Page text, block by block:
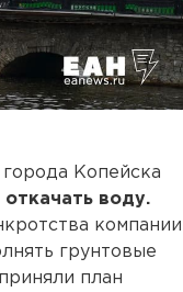
Копейска
воду.
компании
грунтовые
план